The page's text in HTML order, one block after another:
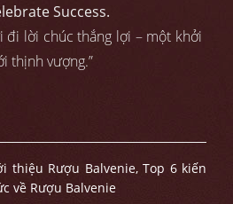
Success.
đi lời chúc thắng lợi – một khởi
thịnh vượng.”
thiệu Rượu Balvenie, Top 6 kiến
về Rượu Balvenie